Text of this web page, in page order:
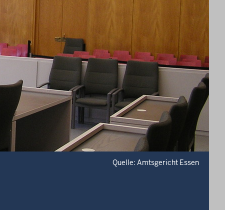
Quelle: Amtsgericht Essen